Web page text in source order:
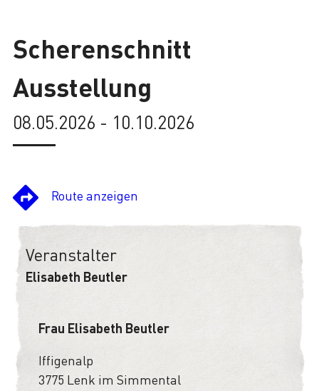
Scherenschnitt
Ausstellung
08.05.2026 - 10.10.2026
Route anzeigen
Veranstalter
Elisabeth Beutler
Frau Elisabeth Beutler
Iffigenalp
3775 Lenk im Simmental